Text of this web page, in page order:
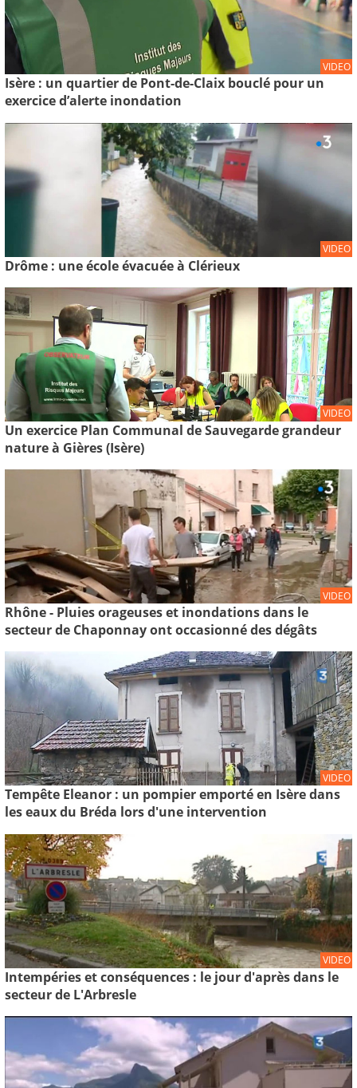
VIDEO
Isère : un quartier de Pont-de-Claix bouclé pour un
exercice d’alerte inondation
VIDEO
Drôme : une école évacuée à Clérieux
VIDEO
Un exercice Plan Communal de Sauvegarde grandeur
nature à Gières (Isère)
VIDEO
Rhône - Pluies orageuses et inondations dans le
secteur de Chaponnay ont occasionné des dégâts
VIDEO
Tempête Eleanor : un pompier emporté en Isère dans
les eaux du Bréda lors d'une intervention
VIDEO
Intempéries et conséquences : le jour d'après dans le
secteur de L'Arbresle